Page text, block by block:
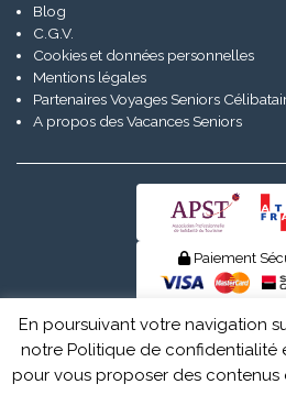
Blog
C.G.V.
Cookies et données personnelles
Mentions légales
Partenaires Voyages Seniors
A propos des Vacances Seniors
Paiement
© Senior Evad
En poursuivant votre navigation
notre Politique de confidentialité
pour vous proposer des contenus